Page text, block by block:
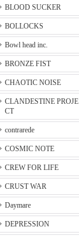
BLOOD SUCKER
BOLLOCKS
Bowl head inc.
BRONZE FIST
CHAOTIC NOISE
CLANDESTINE PROJE
CT
contrarede
COSMIC NOTE
CREW FOR LIFE
CRUST WAR
Daymare
DEPRESSION